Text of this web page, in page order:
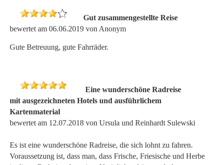
Gut zusammengestellte Reise
bewertet am 06.06.2019 von Anonym
Gute Betreuung, gute Fahrräder.
Eine wunderschöne Radreise
mit ausgezeichneten Hotels und ausführlichem
Kartenmaterial
bewertet am 12.07.2018 von Ursula und Reinhardt Sulewski
Es ist eine wunderschöne Radreise, die sich lohnt zu fahren.
Voraussetzung ist, dass man, dass Frische, Friesische und Herbe